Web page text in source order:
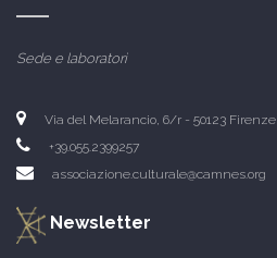
Sede e laboratori
Via del Melarancio, 6/r - 50123 Firenze
+39.055.2399257
associazione.culturale@camnes.org
Newsletter